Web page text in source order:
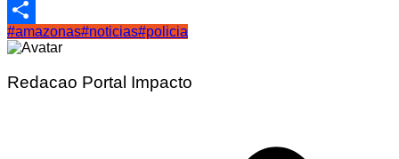
Email
Share
#amazonas#noticias#policia
Redacao Portal Impacto